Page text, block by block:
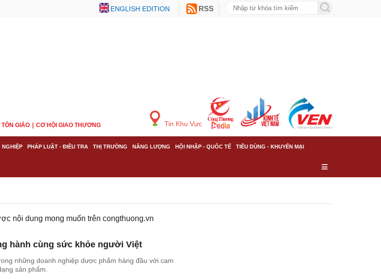
RSS
ENGLISH EDITION
TÔN GIÁO CƠ HỘI GIAO THƯƠNG Tin Khu Vực
NGHIỆP PHÁP LUẬT - ĐIỀU TRA THỊ TRƯỜNG NĂNG LƯỢNG HỘI NHẬP - QUỐC TẾ TIÊU DÙNG - KHUYẾN MẠI
nội dung mong muốn trên congthuong.vn
hành cùng sức khỏe người Việt
những doanh nghiệp dược phẩm hàng đầu với cam
sản phẩm.